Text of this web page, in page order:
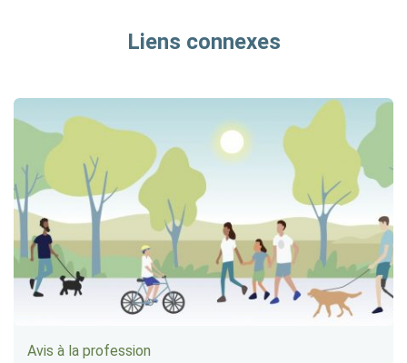
Liens connexes
Avis à la profession